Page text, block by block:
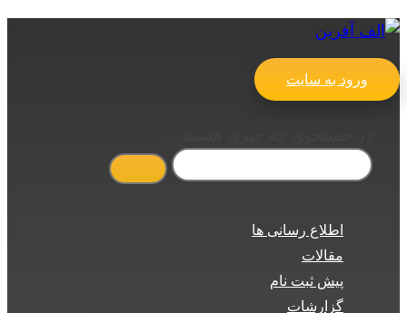
ورود به سایت
اطلاع رسانی ها
مقالات
پیش ثبت نام
گزارشات